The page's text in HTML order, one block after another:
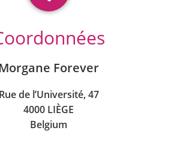
Morgane Forever
Rue de l’Université, 47
4000 LIÈGE
Belgium